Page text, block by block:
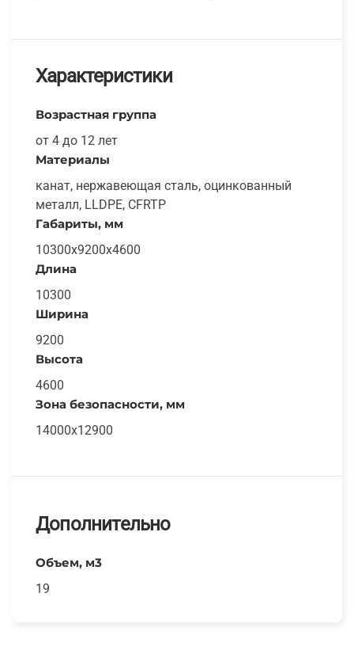
Характеристики
Возрастная группа
от 4 до 12 лет
Материалы
канат, нержавеющая сталь, оцинкованный
металл, LLDPE, CFRTP
Габариты, мм
10300х9200х4600
Длина
10300
Ширина
9200
Высота
4600
Зона безопасности, мм
14000х12900
Дополнительно
Объем, м3
19